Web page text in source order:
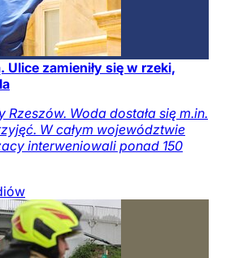
Ulice zamieniły się w rzeki,
Rzeszów. Woda dostała się m.in.
W całym województwie
interweniowali ponad 150